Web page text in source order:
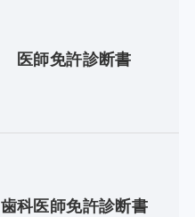
医師免許診断書
歯科医師免許診断書